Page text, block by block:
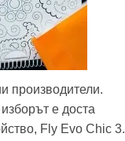
производители.
е доста
Fly Evo Chic 3.